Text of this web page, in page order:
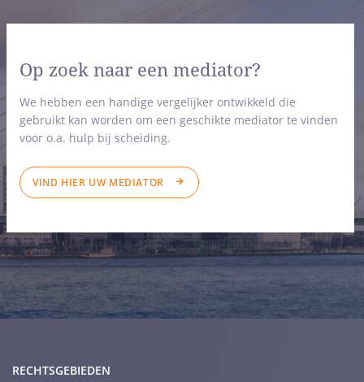
Op zoek naar een mediator?
We hebben een handige vergelijker ontwikkeld die
gebruikt kan worden om een geschikte mediator te vinden
voor o.a. hulp bij scheiding.
VIND HIER UW MEDIATOR
RECHTSGEBIEDEN